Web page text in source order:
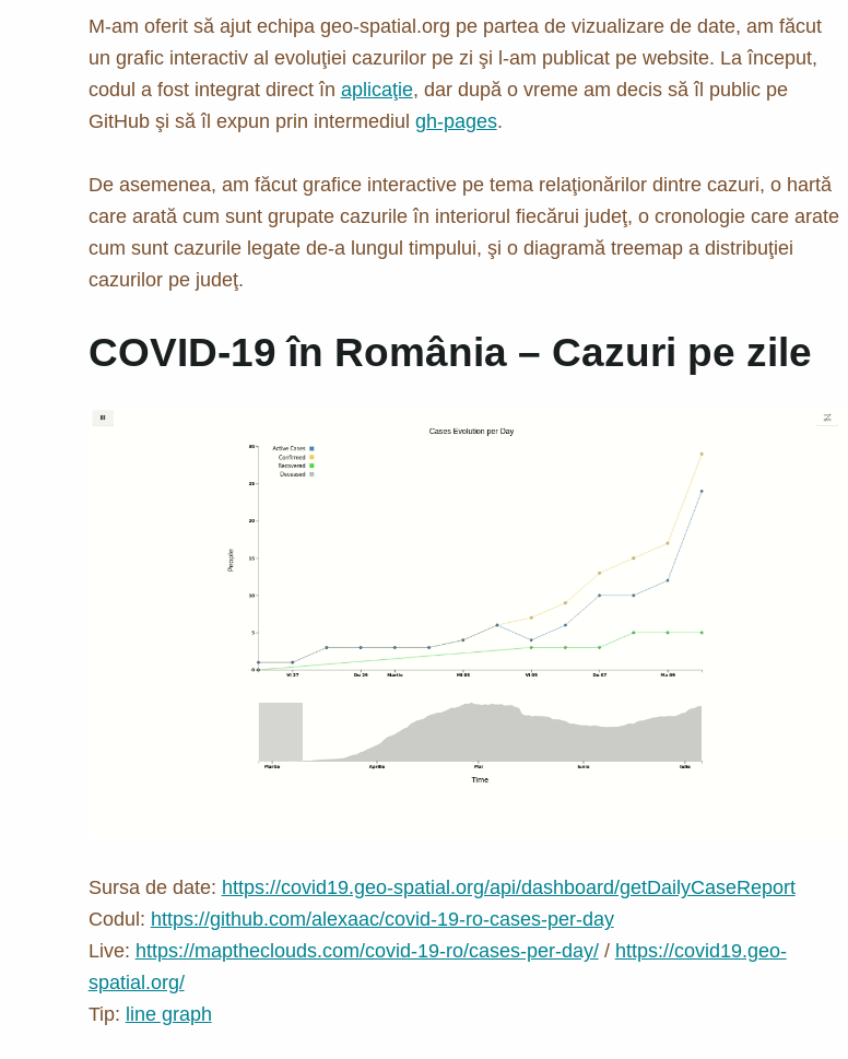
M-am oferit să ajut echipa geo-spatial.org pe partea de vizualizare de date, am făcut
un grafic interactiv al evoluţiei cazurilor pe zi şi l-am publicat pe website. La început,
codul a fost integrat direct în aplicaţie, dar după o vreme am decis să îl public pe
GitHub şi să îl expun prin intermediul gh-pages.
De asemenea, am făcut grafice interactive pe tema relaţionărilor dintre cazuri, o hartă
care arată cum sunt grupate cazurile în interiorul fiecărui judeţ, o cronologie care arate
cum sunt cazurile legate de-a lungul timpului, şi o diagramă treemap a distribuţiei
cazurilor pe judeţ.
COVID-19 în România – Cazuri pe zile
Sursa de date: https://covid19.geo-spatial.org/api/dashboard/getDailyCaseReport
Codul: https://github.com/alexaac/covid-19-ro-cases-per-day
Live: https://maptheclouds.com/covid-19-ro/cases-per-day// https://covid19.geo-
spatial.org/
Tip: line graph